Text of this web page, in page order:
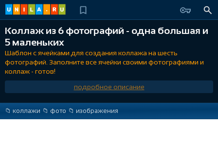
Коллаж из 6 фотографий - одна большая и
5 маленьких
Шаблон с ячейками для создания коллажа на шесть
фотографий. Заполните все ячейки своими фотографиями и
коллаж - готов!
подробное описание
📁️ коллажи 📁️ фото 📁️ изображения